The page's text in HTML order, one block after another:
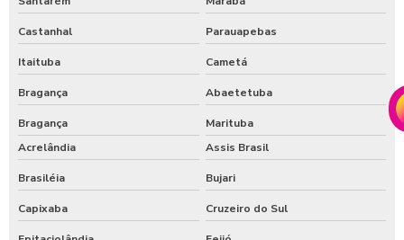
Castanhal Parauapebas
Itaituba Cametá
Bragança Abaetetuba
Bragança
Marituba
Acrelândia
Assis Brasil
Brasiléia Bujari
Capixaba Cruzeiro do Sul